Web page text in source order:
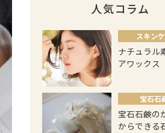
人気コラム
スキン
ナチュラル
アワックス
宝石石
宝石石鹸の
からできる